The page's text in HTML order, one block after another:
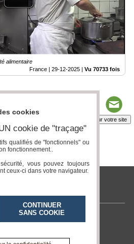
alimentaire
France | 29-12-2025 | Vu 70733 fois
Insérez sur votre site
cookies
cookie de "traçage"
qualifiés de "fonctionnels" ou
fonctionnement..
vous pouvez toujours
ceux-ci dans votre navigateur.
CONTINUER
SANS COOKIE